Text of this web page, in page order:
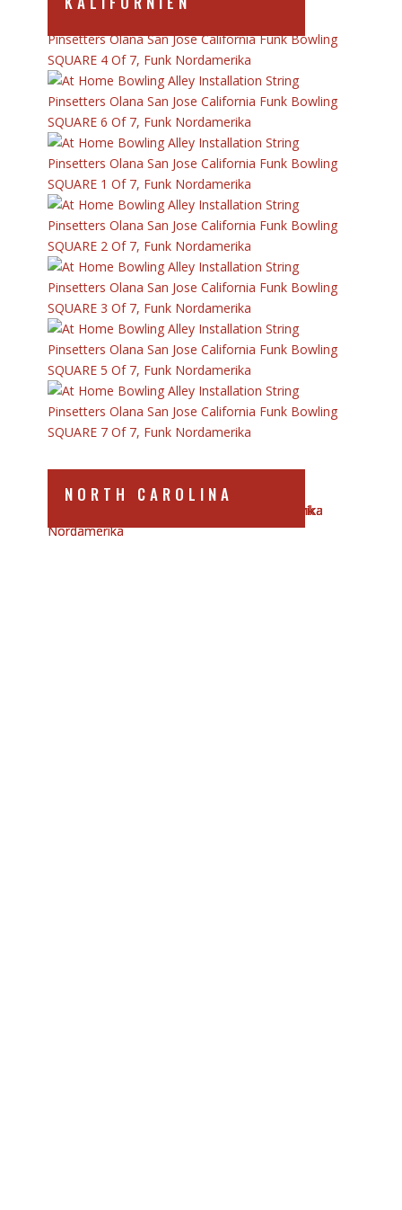
NORTH CAROLINA